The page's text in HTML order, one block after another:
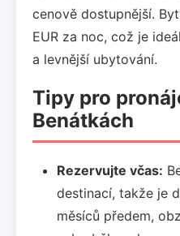
cenově dostupnější.
EUR za noc, což je
a levnější ubytování.
Tipy pro
Benátkách
Rezervujte včas:
destinací, takže je
měsíců předem,